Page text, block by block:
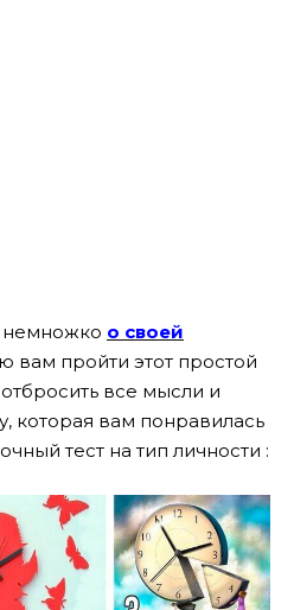
немножко о своей
вам пройти этот простой
все мысли и
которая вам понравилась
тест на тип личности :